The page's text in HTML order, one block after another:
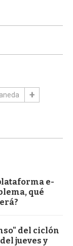
e-
qué
del ciclón
jueves y